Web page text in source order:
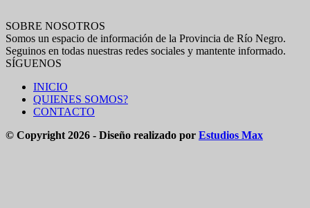
SOBRE NOSOTROS
Somos un espacio de información de la Provincia de Río Negro.
Seguinos en todas nuestras redes sociales y mantente informado.
SÍGUENOS
INICIO
QUIENES SOMOS?
CONTACTO
© Copyright 2026 - Diseño realizado por Estudios Max